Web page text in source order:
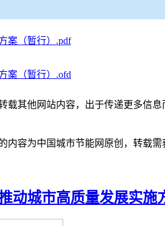
案（暂行） .pdf
案（暂行） .ofd
载其他网站内容，出于传递更多信
内容为中国城市节能网原创，转载需
动城市高质量发展实施